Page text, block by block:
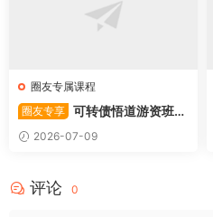
圈友专属课程
圈友专享 可转债悟道游资班出
奇系列悟道系列守正系列课程-
卓妍
2026-07-09
评论 0